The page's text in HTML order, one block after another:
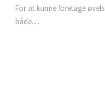
For at kunne foretage
både…